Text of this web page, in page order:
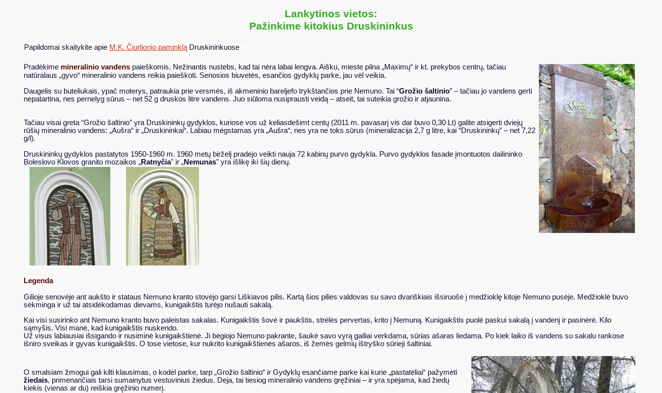
Lankytinos vietos:
Pažinkime kitokius Druskininkus
Papildomai skaitykite apie M.K. Čiurlionio paminkląDruskininkuose
Pradėkime mineralinio vandens paieškomis. Nežinantis nustebs, kad tai nėra labai lengva. Aišku, mieste pilna „Maximų“ ir kt. prekybos centrų, tačiau
natūralaus „gyvo“ mineralinio vandens reikia paieškoti. Senosios biuvetės, esančios gydyklų parke, jau vėl veikia.
Daugelis su buteliukais, ypač moterys, patraukia prie versmės, iš akmeninio bareljefo trykštančios prie Nemuno. Tai “Grožio šaltinio” – tačiau jo vandens gerti
nepatartina, nes pernelyg sūrus – net 52 g druskos litre vandens. Juo siūloma nusiprausti veidą – atseit, tai suteikia grožio ir atjaunina.
Tačiau visai greta “Grožio šaltinio” yra Druskininkų gydyklos, kuriose vos už keliasdešimt centų (2011 m. pavasarį vis dar buvo 0,30 Lt) galite atsigerti dviejų
rūšių mineralinio vandens: „Aušra“ ir „Druskininkai“. Labiau mėgstamas yra „Aušra“, nes yra ne toks sūrus (mineralizacija 2,7 g litre, kai “Druskininkų” – net 7,22
g/l).
Druskininkų gydyklos pastatytos 1950-1960 m. 1960 metų birželį pradėjo veikti nauja 72 kabinų purvo gydykla. Purvo gydyklos fasade įmontuotos dailininko
Boleslovo Klovos granito mozaikos „Ratnyčia" ir „Nemunas" yra išlikę iki šių dienų.
Legenda
Gilioje senovėje ant aukšto ir stataus Nemuno kranto stovėjo garsi Liškiavos pilis. Kartą šios pilies valdovas su savo dvariškiais išsiruošė į medžioklę kitoje Nemuno pusėje. Medžioklė buvo
sėkminga ir už tai atsidėkodamas dievams, kunigaikštis turėjo nušauti sakalą.
Kai visi susirinko ant Nemuno kranto buvo paleistas sakalas. Kunigaikštis šovė ir paukštis, strėlės pervertas, krito į Nemuną. Kunigaikštis puolė paskui sakalą į vandenį ir pasinėrė. Kilo
sąmyšis. Visi manė, kad kunigaikštis nuskendo.
Už visus labiausiai išsigando ir nusiminė kunigaikštienė. Ji bėgiojo Nemuno pakrante, šaukė savo vyrą gailiai verkdama, sūrias ašaras liedama. Po kiek laiko iš vandens su sakalu rankose
išniro sveikas ir gyvas kunigaikštis. O tose vietose, kur nukrito kunigaikštienės ašaros, iš žemės gelmių ištryško sūrieji šaltiniai.
O smalsiam žmogui gali kilti klausimas, o kodėl parke, tarp „Grožio šaltinio“ ir Gydyklų esančiame parke kai kurie „pastatėliai“ pažymėti
žiedais, primenančiais tarsi sumainytus vestuvinius žiedus. Deja, tai tiesiog mineralinio vandens gręžiniai – ir yra spėjama, kad žiedų
kiekis (vienas ar du) reiškia gręžinio numerį.